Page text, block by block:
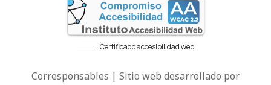
Certificado accesibilidad web
Corresponsables | Sitio web desarrollado por